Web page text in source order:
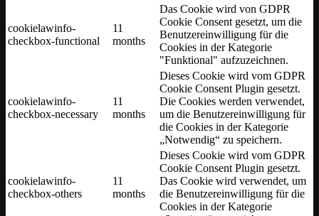
cookielawinfo-
checkbox-functional
11
months
Das Cookie wird von GDPR
Cookie Consent gesetzt, um die
Benutzereinwilligung für die
Cookies in der Kategorie
"Funktional" aufzuzeichnen.
cookielawinfo-
checkbox-necessary
11
months
Dieses Cookie wird vom GDPR
Cookie Consent Plugin gesetzt.
Die Cookies werden verwendet,
um die Benutzereinwilligung für
die Cookies in der Kategorie
„Notwendig“ zu speichern.
cookielawinfo-
checkbox-others
11
months
Dieses Cookie wird vom GDPR
Cookie Consent Plugin gesetzt.
Das Cookie wird verwendet, um
die Benutzereinwilligung für die
Cookies in der Kategorie